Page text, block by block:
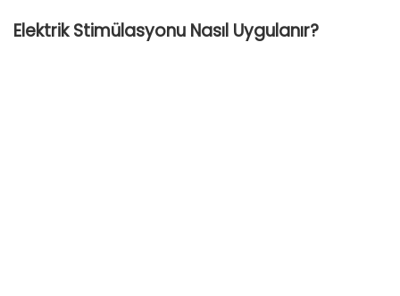
Elektrik Stimülasyonu Nasıl Uygulanır?